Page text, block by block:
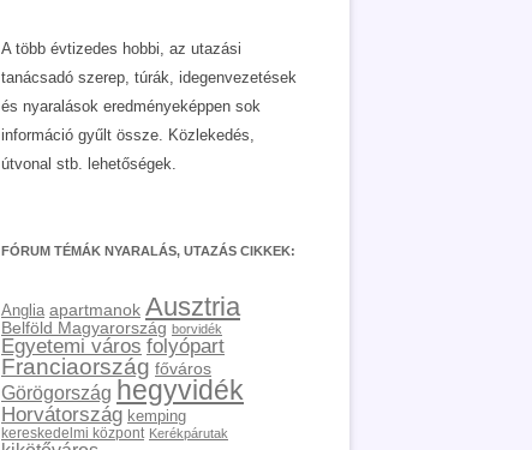
A több évtizedes hobbi, az utazási
tanácsadó szerep, túrák, idegenvezetések
és nyaralások eredményeképpen sok
információ gyűlt össze. Közlekedés,
útvonal stb. lehetőségek.
FÓRUM TÉMÁK NYARALÁS, UTAZÁS CIKKEK:
Anglia apartmanok Ausztria
Belföld Magyarország borvidék
Egyetemi város folyópart
Franciaország főváros
Görögország hegyvidék
Horvátország kemping
kereskedelmi központ Kerékpárutak